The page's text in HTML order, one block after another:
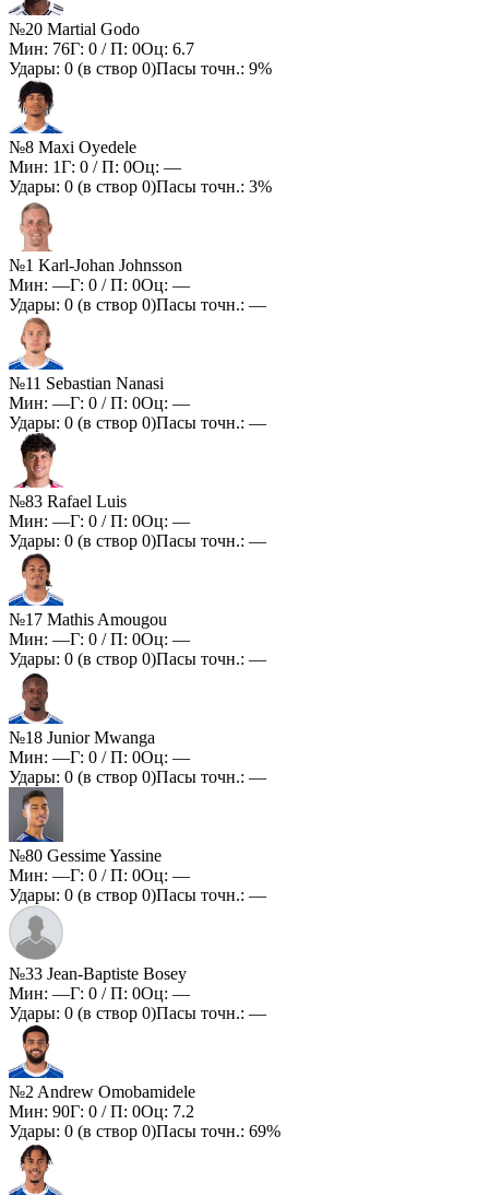
№20 Martial Godo
Мин: 76Г: 0 / П: 0Оц: 6.7
Удары: 0 (в створ 0)Пасы точн.: 9%
№8 Maxi Oyedele
Мин: 1Г: 0 / П: 0Оц: —
Удары: 0 (в створ 0)Пасы точн.: 3%
№1 Karl-Johan Johnsson
Мин: —Г: 0 / П: 0Оц: —
Удары: 0 (в створ 0)Пасы точн.: —
№11 Sebastian Nanasi
Мин: —Г: 0 / П: 0Оц: —
Удары: 0 (в створ 0)Пасы точн.: —
№83 Rafael Luis
Мин: —Г: 0 / П: 0Оц: —
Удары: 0 (в створ 0)Пасы точн.: —
№17 Mathis Amougou
Мин: —Г: 0 / П: 0Оц: —
Удары: 0 (в створ 0)Пасы точн.: —
№18 Junior Mwanga
Мин: —Г: 0 / П: 0Оц: —
Удары: 0 (в створ 0)Пасы точн.: —
№80 Gessime Yassine
Мин: —Г: 0 / П: 0Оц: —
Удары: 0 (в створ 0)Пасы точн.: —
№33 Jean-Baptiste Bosey
Мин: —Г: 0 / П: 0Оц: —
Удары: 0 (в створ 0)Пасы точн.: —
№2 Andrew Omobamidele
Мин: 90Г: 0 / П: 0Оц: 7.2
Удары: 0 (в створ 0)Пасы точн.: 69%